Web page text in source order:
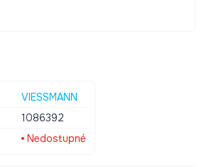
VIESSMANN
1086392
Nedostupné